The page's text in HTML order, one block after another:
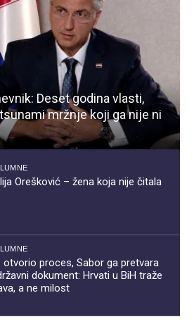
Deset godina vlasti,
mržnje koji ga nije ni
Orešković – žena koja nije čitala
otvorio proces, Sabor ga pretvara
dokument: Hrvati u BiH traže
a ne milost